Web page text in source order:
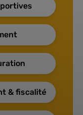
& fiscalité